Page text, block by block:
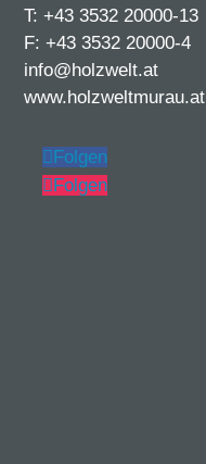
T: +43 3532 20000-13
F: +43 3532 20000-4
info@holzwelt.at
www.holzweltmurau.at
Folgen
Folgen